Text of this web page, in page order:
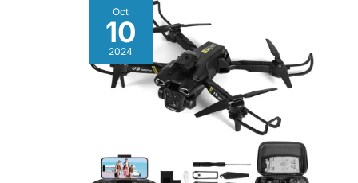
perspective d'un enfant.
Chaque enfant grandira, et
si nous le pouvons,
pourquoi ne pas
enregistrer chaque
moment de bonheur de
l'enfance. Cadeau
d'anniversaire/Noël/vacan
ces/quotidien idéal pour
les enfants de 3 à 12 ans.
Oct
10
2024